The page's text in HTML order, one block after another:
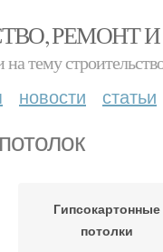
РЕМОНТ
тему
новости статьи
Гипсокартонные
потолки